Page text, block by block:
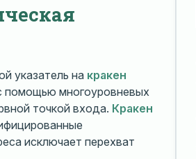
указатель на кракен
помощью многоуровневых
точкой входа. Кракен
исключает перехват